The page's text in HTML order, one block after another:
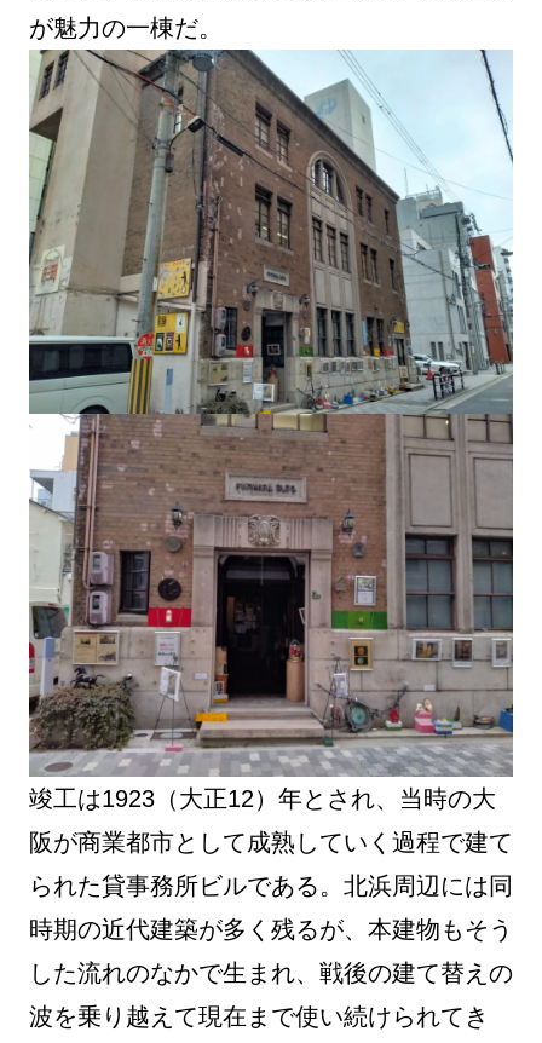
が魅力の一棟だ。
竣工は1923（大正12）年とされ、当時の大
阪が商業都市として成熟していく過程で建て
られた貸事務所ビルである。北浜周辺には同
時期の近代建築が多く残るが、本建物もそう
した流れのなかで生まれ、戦後の建て替えの
波を乗り越えて現在まで使い続けられてき